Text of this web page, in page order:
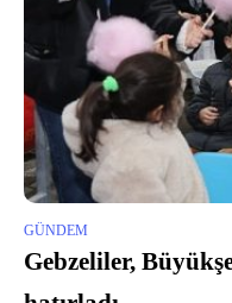
GÜNDEM
Gebzeliler,